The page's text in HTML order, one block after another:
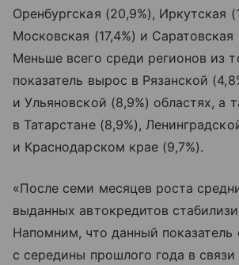
Оренбургская (20,9%), Иркутская
Московская (17,4%) и Саратовская
Меньше всего среди регионов из
показатель вырос в Рязанской
и Ульяновской (8,9%) областях, а
в Татарстане (8,9%),
и Краснодарском крае (9,7%).
«После семи месяцев роста
выданных автокредитов
Напомним, что данный показатель
с середины прошлого года в